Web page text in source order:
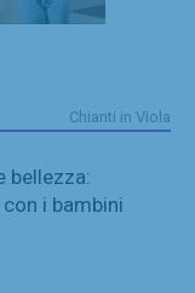
Chianti in Viola
bellezza:
i bambini